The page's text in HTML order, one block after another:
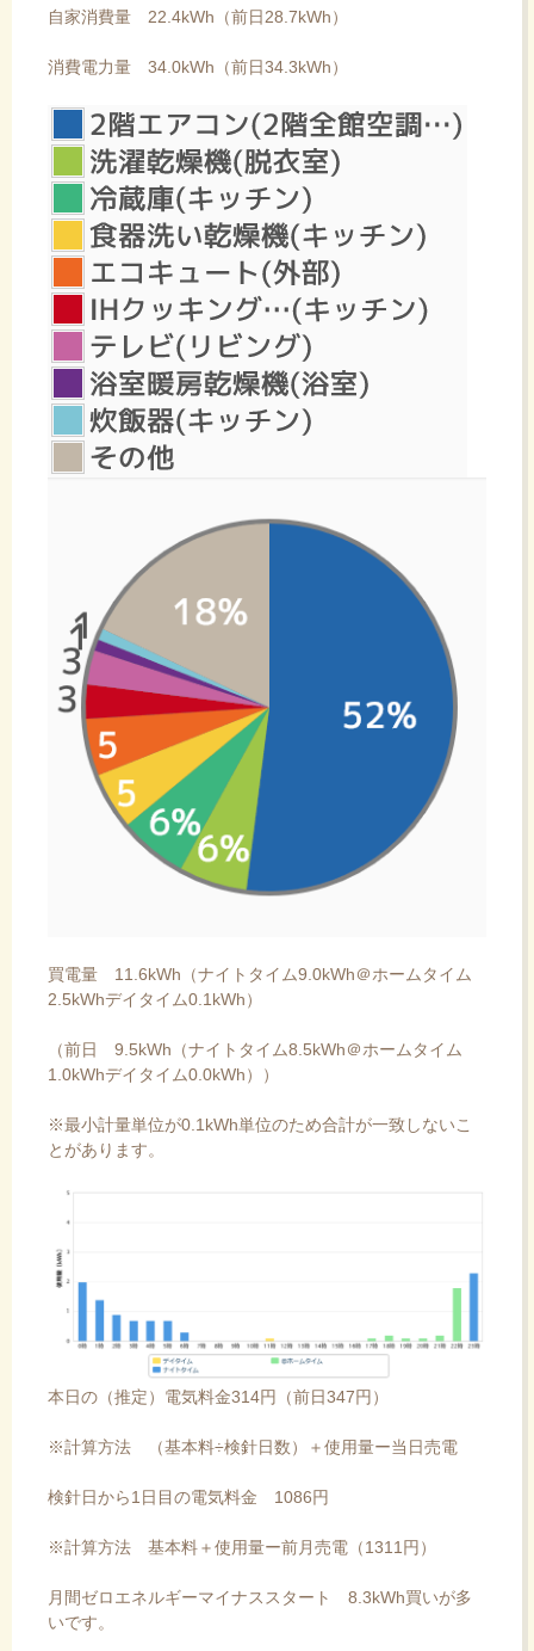
自家消費量 22.4kWh（前日28.7kWh）
消費電力量 34.0kWh（前日34.3kWh）
買電量 11.6kWh（ナイトタイム9.0kWh＠ホームタイム
2.5kWhデイタイム0.1kWh）
（前日 9.5kWh（ナイトタイム8.5kWh＠ホームタイム
1.0kWhデイタイム0.0kWh））
※最小計量単位が0.1kWh単位のため合計が一致しないこ
とがあります。
本日の（推定）電気料金314円（前日347円）
※計算方法 （基本料÷検針日数）＋使用量ー当日売電
検針日から1日目の電気料金 1086円
※計算方法 基本料＋使用量ー前月売電（1311円）
月間ゼロエネルギーマイナススタート 8.3kWh買いが多
いです。